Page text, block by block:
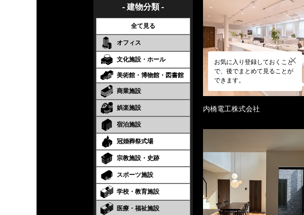
- 建物分類 -
全て見る
オフィス
文化施設・ホール
美術館・博物館・図書館
商業施設
娯楽施設
宿泊施設
冠婚葬祭式場
宗教施設・史跡
スポーツ施設
学校・教育施設
医療・福祉施設
お気に入り登録しておくこと
で、後でまとめて見ることが
できます。
内橋電工株式会社